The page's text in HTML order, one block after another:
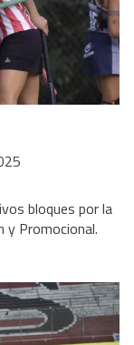
bloques por la
y Promocional.